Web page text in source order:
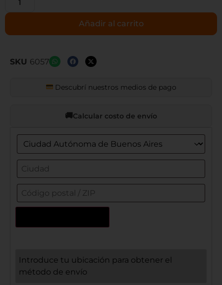
Añadir al carrito
SKU 6057
Descubrí nuestros medios de pago
Calcular costo de envío
Introduce tu ubicación para obtener el
método de envío